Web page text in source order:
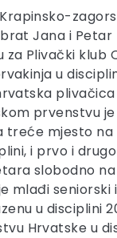
Jana i
Plivački klub
u
prvenstvu
treće mjesto
i prvo i
slobodno
mlađi
u disciplini
Hrvatske u